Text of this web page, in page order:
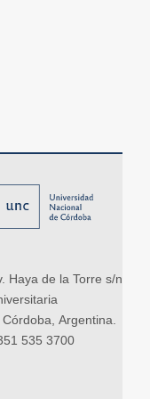
Haya de la Torre s/n,
Argentina.
535 3700